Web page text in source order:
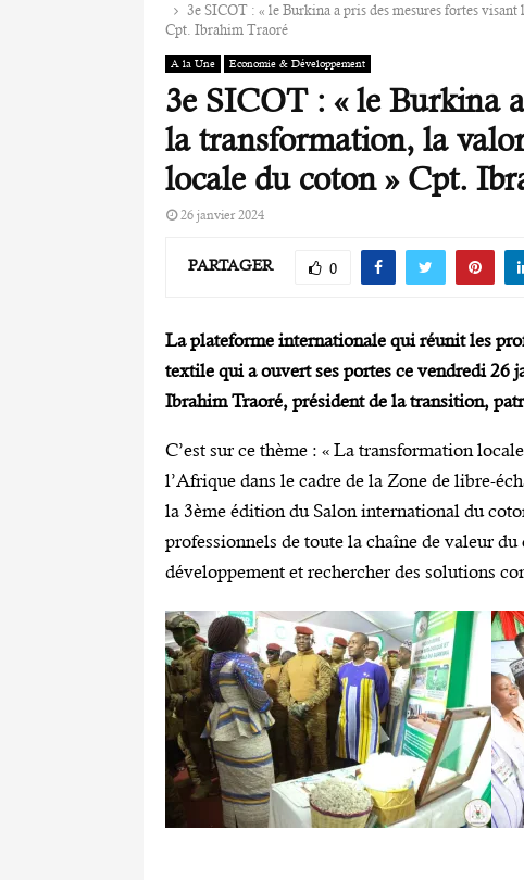
3e SICOT : « le Burkina a pris des mesures fortes
Cpt. Ibrahim Traoré
A la Une Economie & Développement
3e SICOT : « le Burkina
la transformation, la
locale du coton » Cpt.
26 janvier 2024
PARTAGER 0
La plateforme internationale qui réunit les
textile qui a ouvert ses portes ce vendredi 26
Ibrahim Traoré, président de la transition,
C’est sur ce thème : « La transformation
l’Afrique dans le cadre de la Zone de libre-
la 3ème édition du Salon international du
professionnels de toute la chaîne de valeur
développement et rechercher des solutions